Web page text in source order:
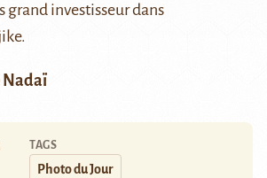
grand investisseur dans
Nadaï
TAGS
Photo du Jour